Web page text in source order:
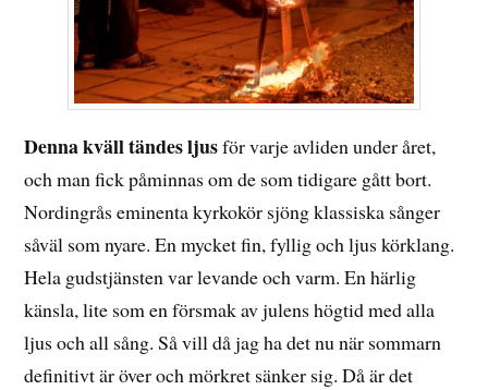
Denna kväll tändes ljusför varje avliden under året,
och man fick påminnas om de som tidigare gått bort.
Nordingrås eminenta kyrkokör sjöng klassiska sånger
såväl som nyare. En mycket fin, fyllig och ljus körklang.
Hela gudstjänsten var levande och varm. En härlig
känsla, lite som en försmak av julens högtid med alla
ljus och all sång. Så vill då jag ha det nu när sommarn
definitivt är över och mörkret sänker sig. Då är det